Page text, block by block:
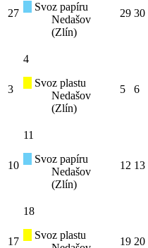
27
Svoz papíru
Nedašov
(Zlín)
29 30
3
4
Svoz plastu
Nedašov
(Zlín)
5 6
10
11
Svoz papíru
Nedašov
(Zlín)
12 13
17
18
Svoz plastu
19 20